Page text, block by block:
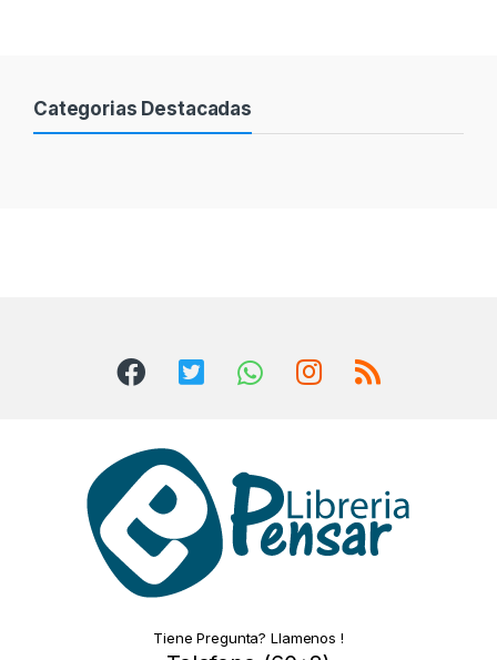
Categorias Destacadas
Tiene Pregunta? Llamenos !